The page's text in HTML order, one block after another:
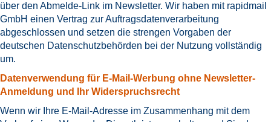
über den Abmelde-Link im Newsletter. Wir haben mit rapidmail
GmbH einen Vertrag zur Auftragsdatenverarbeitung
abgeschlossen und setzen die strengen Vorgaben der
deutschen Datenschutzbehörden bei der Nutzung vollständig
um.
Datenverwendung für E-Mail-Werbung ohne Newsletter-
Anmeldung und Ihr Widerspruchsrecht
Wenn wir Ihre E-Mail-Adresse im Zusammenhang mit dem